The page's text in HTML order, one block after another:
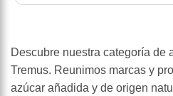
Descubre nuestra categoría de
Tremus. Reunimos marcas y
azúcar añadida y de origen